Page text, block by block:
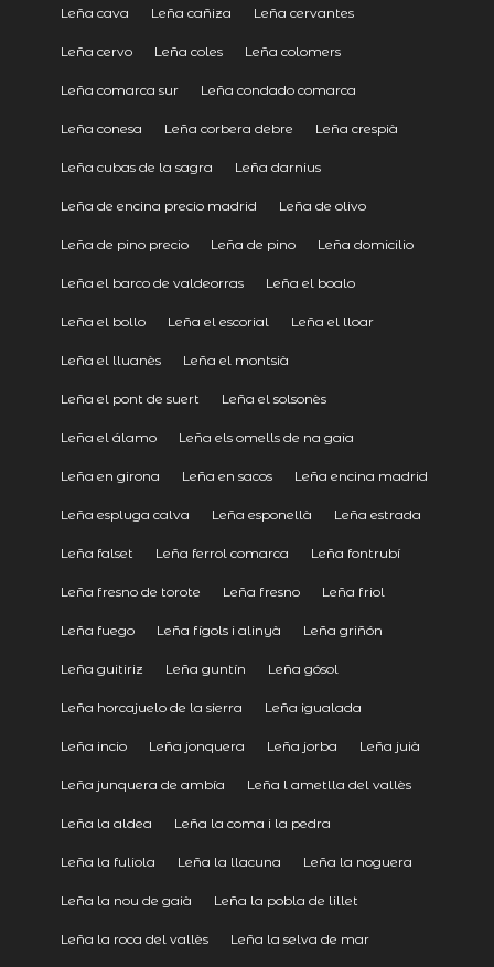
Leña cava Leña cañiza Leña cervantes
Leña cervo Leña coles Leña colomers
Leña comarca sur Leña condado comarca
Leña conesa Leña corbera debre Leña crespià
Leña cubas de la sagra Leña darnius
Leña de encina precio madrid Leña de olivo
Leña de pino precio Leña de pino Leña domicilio
Leña el barco de valdeorras Leña el boalo
Leña el bollo Leña el escorial Leña el lloar
Leña el lluanès Leña el montsià
Leña el pont de suert Leña el solsonès
Leña el álamo Leña els omells de na gaia
Leña en girona Leña en sacos Leña encina madrid
Leña espluga calva Leña esponellà Leña estrada
Leña falset Leña ferrol comarca Leña fontrubí
Leña fresno de torote Leña fresno Leña friol
Leña fuego Leña fígols i alinyà Leña griñón
Leña guitiriz Leña guntín Leña gósol
Leña horcajuelo de la sierra Leña igualada
Leña incio Leña jonquera Leña jorba Leña juià
Leña junquera de ambía Leña l ametlla del vallès
Leña la aldea Leña la coma i la pedra
Leña la fuliola Leña la llacuna Leña la noguera
Leña la nou de gaià Leña la pobla de lillet
Leña la roca del vallès Leña la selva de mar